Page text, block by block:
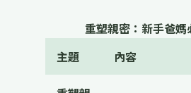
重塑親密：新手爸媽
主題
內容